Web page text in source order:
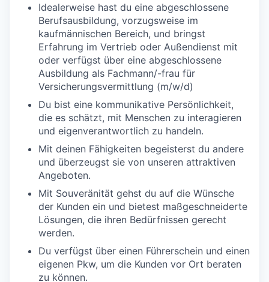
Idealerweise hast du eine abgeschlossene
Berufsausbildung, vorzugsweise im
kaufmännischen Bereich, und bringst
Erfahrung im Vertrieb oder Außendienst mit
oder verfügst über eine abgeschlossene
Ausbildung als Fachmann/-frau für
Versicherungsvermittlung (m/w/d)
Du bist eine kommunikative Persönlichkeit,
die es schätzt, mit Menschen zu interagieren
und eigenverantwortlich zu handeln.
Mit deinen Fähigkeiten begeisterst du andere
und überzeugst sie von unseren attraktiven
Angeboten.
Mit Souveränität gehst du auf die Wünsche
der Kunden ein und bietest maßgeschneiderte
Lösungen, die ihren Bedürfnissen gerecht
werden.
Du verfügst über einen Führerschein und einen
eigenen Pkw, um die Kunden vor Ort beraten
zu können.